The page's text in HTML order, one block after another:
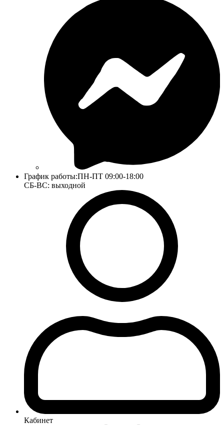
График работы:ПН-ПТ 09:00-18:00
СБ-ВС: выходной
Кабинет